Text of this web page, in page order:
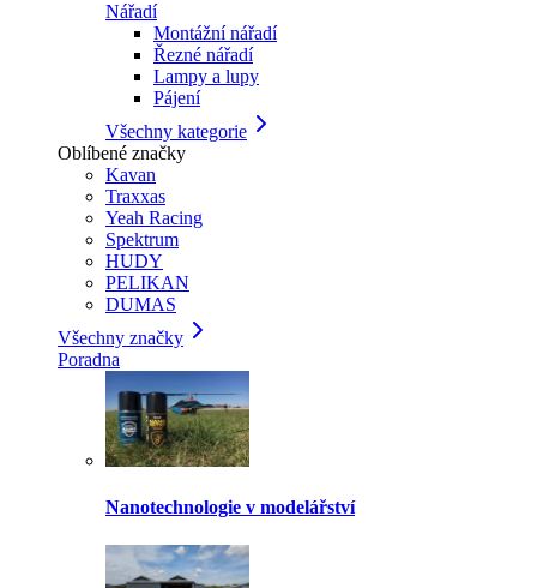
Nářadí
Montážní nářadí
Řezné nářadí
Lampy a lupy
Pájení
Všechny kategorie
Oblíbené značky
Kavan
Traxxas
Yeah Racing
Spektrum
HUDY
PELIKAN
DUMAS
Všechny značky
Poradna
Nanotechnologie v modelářství